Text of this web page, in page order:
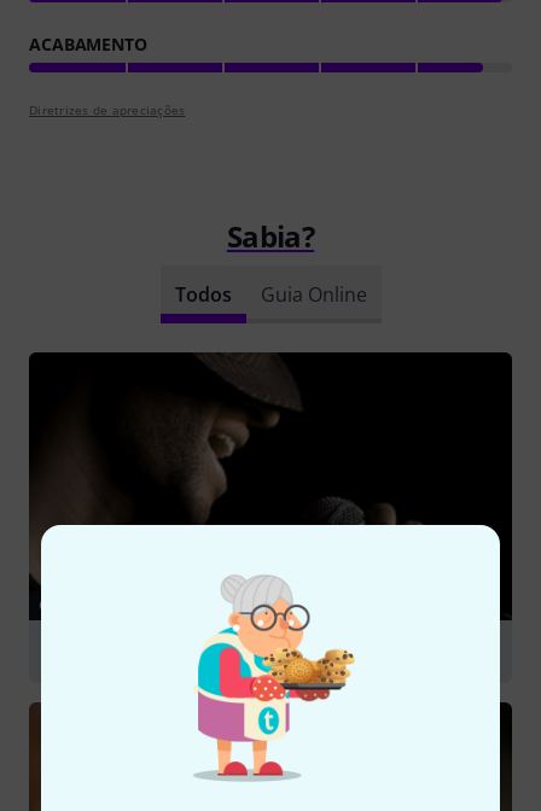
ACABAMENTO
Diretrizes de apreciações
Sabia?
Todos Guia Online
GUIA